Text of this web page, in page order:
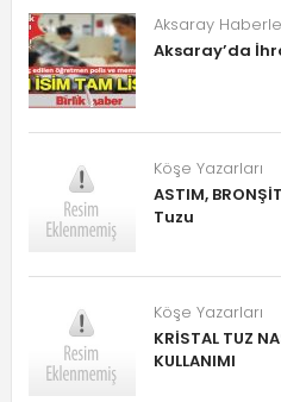
Aksaray
Aksaray’da
Köşe Yazarları
ASTIM,
Tuzu
Köşe Yazarları
KRİSTAL TUZ
KULLANIMI